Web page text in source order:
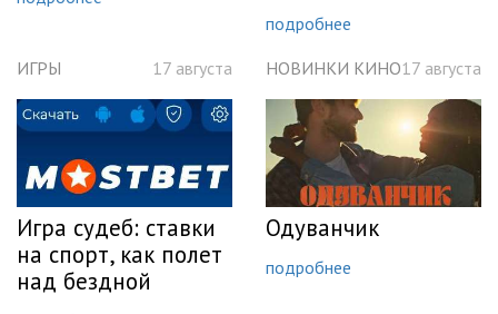
подробнее
ИГРЫ
17 августа
Игра судеб: ставки
на спорт, как полет
над бездной
НОВИНКИ КИНО17 августа
Одуванчик
подробнее